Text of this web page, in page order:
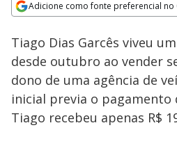
Adicione como fonte preferencial no
Ativar
Tiago Dias Garcês viveu
desde outubro ao vender
dono de uma agência de
inicial previa o pagamento
Tiago recebeu apenas R$